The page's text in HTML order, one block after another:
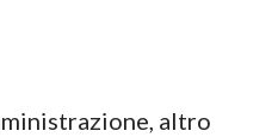
altro